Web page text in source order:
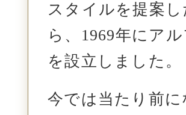
スタイルを提案
ら、 1969年にア
を設立しました。
今では当たり前